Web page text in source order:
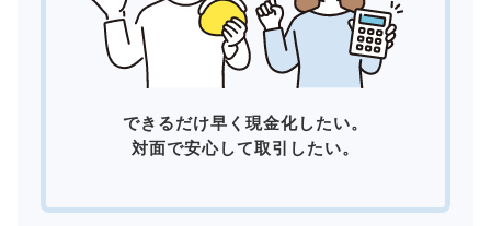
できるだけ早く現金化したい。
対面で安心して取引したい。